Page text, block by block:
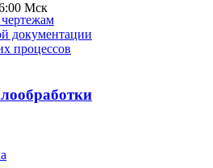
документации
процессов
Мск